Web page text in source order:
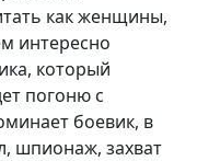
как женщины,
интересно
который
погоню с
боевик, в
шпионаж, захват